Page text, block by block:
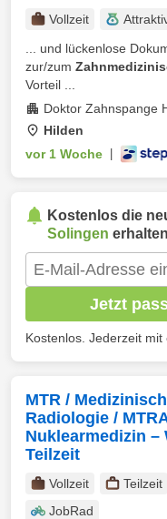
Vollzeit
... und lückenlose
zur/zum
Vorteil ...
Doktor Zahnspange
Hilden
vor 1 Woche
Kostenlos die
Solingen
Jetzt
Kostenlos. Jederzeit mit
MTR /
Radiologie /
Nuklearmedizin –
Teilzeit
Vollzeit Teilzeit
JobRad